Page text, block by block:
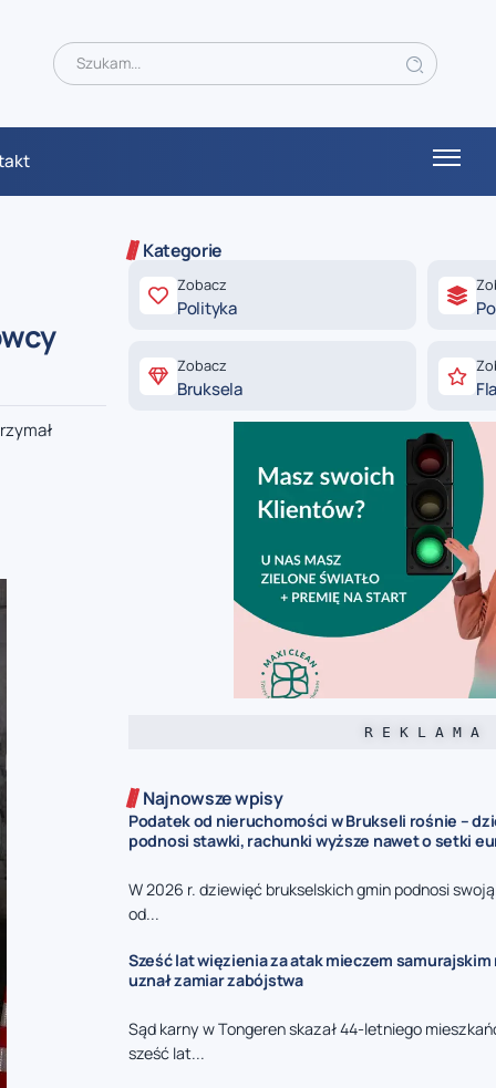
Kategorie
Zobacz
Polityka
Zobacz
Bruksela
R E K L A M A
Najnowsze wpisy
Podatek od nieruchomości w Brukseli rośnie –
podnosi stawki, rachunki wyższe nawet o setki
W 2026 r. dziewięć brukselskich gmin podnosi
od...
Sześć lat więzienia za atak mieczem samurajskim
uznał zamiar zabójstwa
Sąd karny w Tongeren skazał 44-letniego
sześć lat...